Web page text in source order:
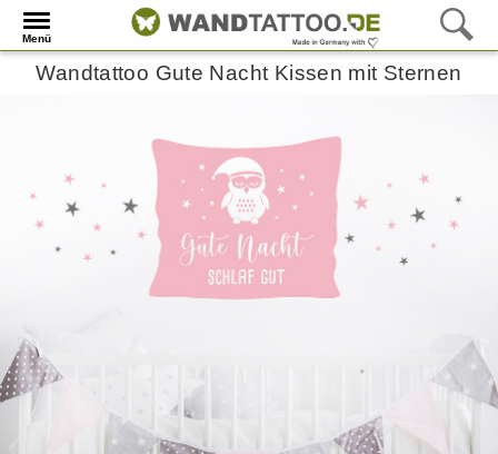
Menü
Wandtattoo Gute Nacht Kissen mit Sternen